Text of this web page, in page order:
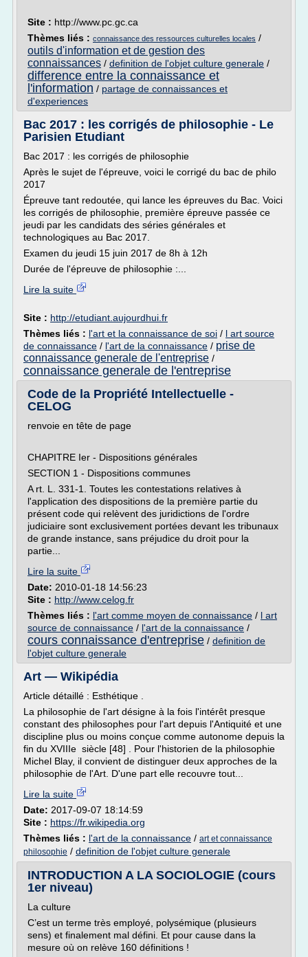
Site : http://www.pc.gc.ca
Thèmes liés : connaissance des ressources culturelles locales /
outils d'information et de gestion des
connaissances / definition de l'objet culture generale /
difference entre la connaissance et
l'information / partage de connaissances et
d'experiences
Bac 2017 : les corrigés de philosophie - Le
Parisien Etudiant
Bac 2017 : les corrigés de philosophie
Après le sujet de l'épreuve, voici le corrigé du bac de philo
2017
Épreuve tant redoutée, qui lance les épreuves du Bac. Voici
les corrigés de philosophie, première épreuve passée ce
jeudi par les candidats des séries générales et
technologiques au Bac 2017.
Examen du jeudi 15 juin 2017 de 8h à 12h
Durée de l'épreuve de philosophie :...
Lire la suite
Site : http://etudiant.aujourdhui.fr
Thèmes liés : l'art et la connaissance de soi / l art source
de connaissance / l'art de la connaissance / prise de
connaissance generale de l'entreprise /
connaissance generale de l'entreprise
Code de la Propriété Intellectuelle -
CELOG
renvoie en tête de page
CHAPITRE Ier - Dispositions générales
SECTION 1 - Dispositions communes
A rt. L. 331-1. Toutes les contestations relatives à
l'application des dispositions de la première partie du
présent code qui relèvent des juridictions de l'ordre
judiciaire sont exclusivement portées devant les tribunaux
de grande instance, sans préjudice du droit pour la
partie...
Lire la suite
Date: 2010-01-18 14:56:23
Site : http://www.celog.fr
Thèmes liés : l'art comme moyen de connaissance / l art
source de connaissance / l'art de la connaissance /
cours connaissance d'entreprise / definition de
l'objet culture generale
Art — Wikipédia
Article détaillé : Esthétique .
La philosophie de l'art désigne à la fois l'intérêt presque
constant des philosophes pour l'art depuis l'Antiquité et une
discipline plus ou moins conçue comme autonome depuis la
fin du XVIIIe siècle [48] . Pour l'historien de la philosophie
Michel Blay, il convient de distinguer deux approches de la
philosophie de l'Art. D'une part elle recouvre tout...
Lire la suite
Date: 2017-09-07 18:14:59
Site : https://fr.wikipedia.org
Thèmes liés : l'art de la connaissance / art et connaissance
philosophie / definition de l'objet culture generale
INTRODUCTION A LA SOCIOLOGIE (cours
1er niveau)
La culture
C’est un terme très employé, polysémique (plusieurs
sens) et finalement mal défini. Et pour cause dans la
mesure où on relève 160 définitions !